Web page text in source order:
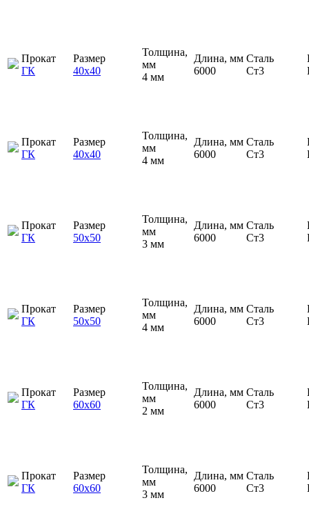
Прокат
ГК
Размер
40х40
Толщина,
мм
4 мм
Длина, мм
6000
Сталь
Ст3
Прокат
ГК
Размер
40х40
Толщина,
мм
4 мм
Длина, мм
6000
Сталь
Ст3
Прокат
ГК
Размер
50х50
Толщина,
мм
3 мм
Длина, мм
6000
Сталь
Ст3
Прокат
ГК
Размер
50х50
Толщина,
мм
4 мм
Длина, мм
6000
Сталь
Ст3
Прокат
ГК
Размер
60х60
Толщина,
мм
2 мм
Длина, мм
6000
Сталь
Ст3
Прокат
ГК
Размер
60х60
Толщина,
мм
3 мм
Длина, мм
6000
Сталь
Ст3